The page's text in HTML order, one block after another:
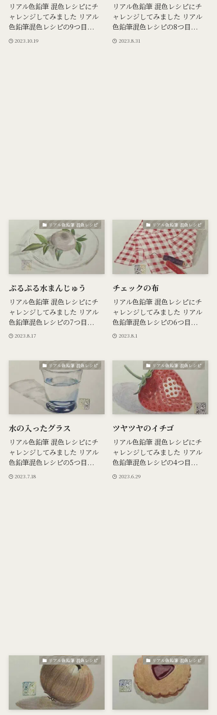
リアル色鉛筆 混色レシピにチ
ャレンジしてみました リアル
色鉛筆混色レシピの9つ目...
2023.10.19
リアル色鉛筆 混色レシピにチ
ャレンジしてみました リアル
色鉛筆混色レシピの8つ目...
2023.8.31
リアル色鉛筆 混色レシピ
ぷるぷる水まんじゅう
リアル色鉛筆 混色レシピにチ
ャレンジしてみました リアル
色鉛筆混色レシピの7つ目...
2023.8.17
リアル色鉛筆 混色レシピ
チェックの布
リアル色鉛筆 混色レシピにチ
ャレンジしてみました リアル
色鉛筆混色レシピの6つ目...
2023.8.1
リアル色鉛筆 混色レシピ
水の入ったグラス
リアル色鉛筆 混色レシピにチ
ャレンジしてみました リアル
色鉛筆混色レシピの5つ目...
2023.7.18
リアル色鉛筆 混色レシピ
ツヤツヤのイチゴ
リアル色鉛筆 混色レシピにチ
ャレンジしてみました リアル
色鉛筆混色レシピの4つ目...
2023.6.29
リアル色鉛筆 混色レシピ リアル色鉛筆 混色レシピ